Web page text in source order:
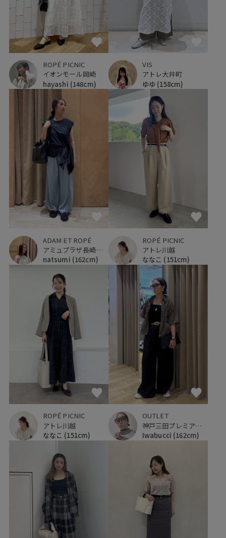
ROPÉ PICNIC
イオンモール岡崎
hayashi (148cm)
VIS
アトレ大井町
ゆゆ (158cm)
ADAM ET ROPÉ
アミュプラザ長崎新館
natsumi (162cm)
ROPÉ PICNIC
アトレ川越
ななこ (151cm)
ROPÉ PICNIC
アトレ川越
ななこ (151cm)
OUTLET
神戸三田プレミアム・アウトレット
Iwabucci (162cm)